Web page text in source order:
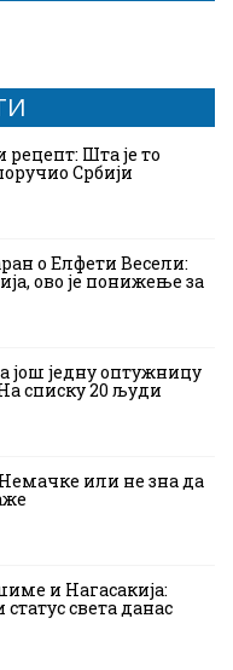
рецепт: Шта је то
Србији
о Елфети Весели:
ово је понижење за
једну оптужницу
списку 20 људи
или не зна да
и Нагасакија:
света данас